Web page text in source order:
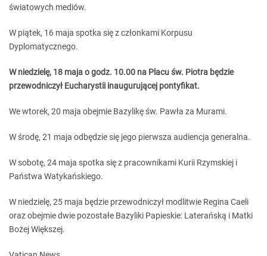
światowych mediów.
W piątek, 16 maja spotka się z członkami Korpusu
Dyplomatycznego.
W niedzielę, 18 maja o godz. 10.00 na Placu św. Piotra będzie
przewodniczył Eucharystii inaugurującej pontyfikat.
We wtorek, 20 maja obejmie Bazylikę św. Pawła za Murami.
W środę, 21 maja odbędzie się jego pierwsza audiencja generalna.
W sobotę, 24 maja spotka się z pracownikami Kurii Rzymskiej i
Państwa Watykańskiego.
W niedzielę, 25 maja będzie przewodniczył modlitwie Regina Caeli
oraz obejmie dwie pozostałe Bazyliki Papieskie: Laterańską i Matki
Bożej Większej.